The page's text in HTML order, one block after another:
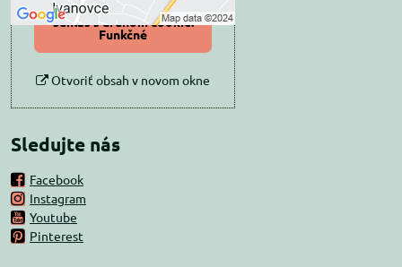
Povoliť a zapamätať -
súhlas s druhom cookie:
Funkčné
Otvoriť obsah v novom okne
Sledujte nás
Facebook
Instagram
Youtube
Pinterest